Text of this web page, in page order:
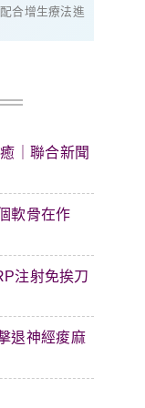
合增生療法進
｜聯合新聞
軟骨在作
注射免挨刀
退神經痠麻